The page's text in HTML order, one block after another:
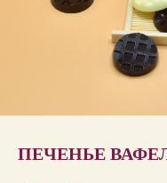
ПЕЧЕНЬЕ